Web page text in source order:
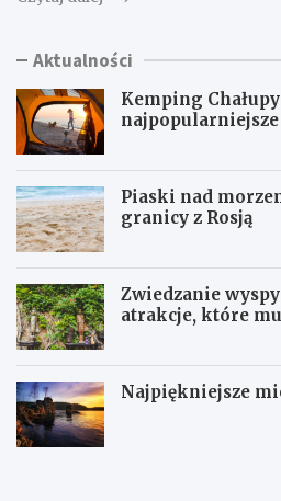
Aktualności
Kemping
najpopularniejsze
Piaski nad
granicy z Rosją
Zwiedzanie
atrakcje, które
Najpiękniejsze
K
P